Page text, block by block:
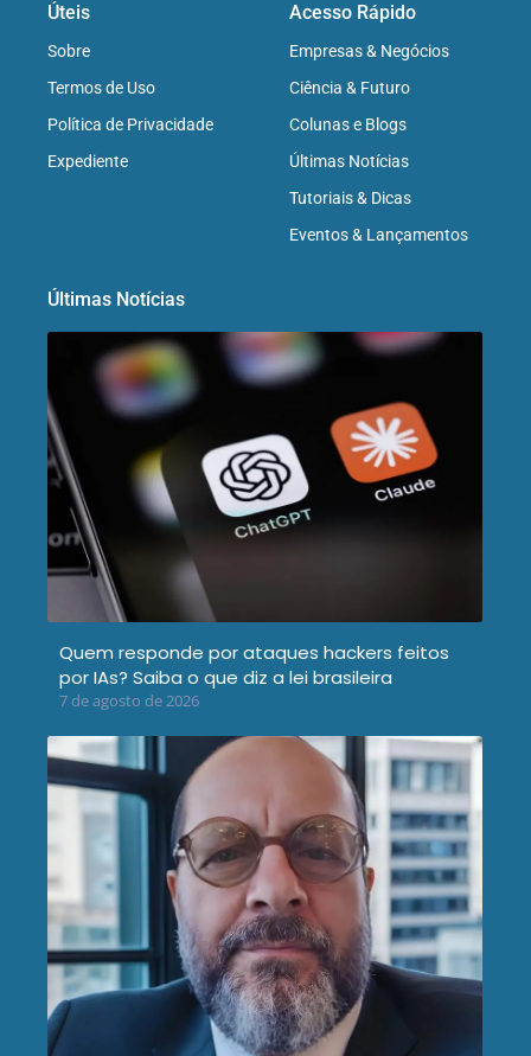
Úteis
Sobre
Termos de Uso
Política de Privacidade
Expediente
Acesso Rápido
Empresas & Negócios
Ciência & Futuro
Colunas e Blogs
Últimas Notícias
Tutoriais & Dicas
Eventos & Lançamentos
Últimas Notícias
Quem responde por ataques hackers feitos
por IAs? Saiba o que diz a lei brasileira
7 de agosto de 2026